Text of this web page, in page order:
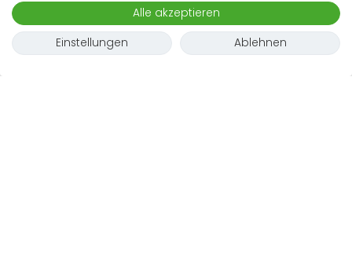
entferne ein paar Filter. Du kannst auch nach
Wohnungen in der Umgebung suchen, die nicht zu
dieser Kollektion gehören.
Alle akzeptieren
Einstellungen
Ablehnen